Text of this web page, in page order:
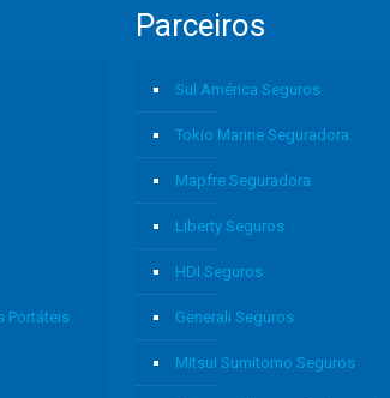
Portáteis
Parceiros
Sul América Seguros
Tokio Marine Seguradora
Mapfre Seguradora
Liberty Seguros
HDI Seguros
Generali Seguros
Mitsui Sumitomo Seguros